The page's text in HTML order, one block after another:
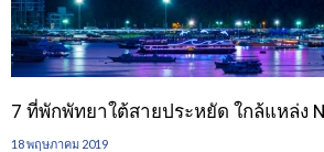
7 ที่พักพัทยาใต้สายประหยัด ใกล้แหล่ง
18 พฤษภาคม 2019